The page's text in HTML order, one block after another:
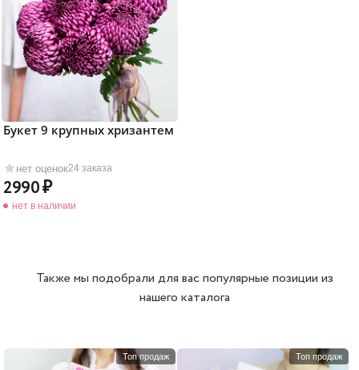
нет оценок24 заказа
Букет 9 крупных хризантем
2990
нет в наличии
Также мы подобрали для вас популярные позиции из
нашего каталога
Топ продаж Топ продаж